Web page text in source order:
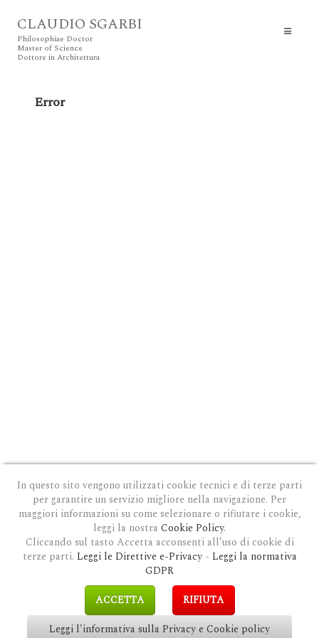
CLAUDIO SGARBI
Philosophiae Doctor
Master of Science
Dottore in Architettura
Error
PRIVACY E COOKIE POLICY | COOKIE POLICY|CONDIZIONI GENERALI D'USO|GDPR
| GDPR RICHIESTA CANCELLAZIONE
COPYRIGHT © 2018 CLAUDIOSGARBI.COM - TUTTI I DIRITTI RISERVATI.
SITE BYGUALDI PROMOTION&LP-STUDIO
In questo sito vengono utilizzati cookie tecnici e di terze parti
per garantire un servizio migliore nella navigazione. Per
maggiori informazioni su come selezionare o rifiutare i cookie,
leggi la nostra Cookie Policy.
Cliccando sul tasto Accetta acconsenti all’uso di cookie di
terze parti. Leggi le Direttive e-Privacy- Leggi la normativa
GDPR
ACCETTA
RIFIUTA
Leggi l'informativa sulla Privacy e Cookie policy